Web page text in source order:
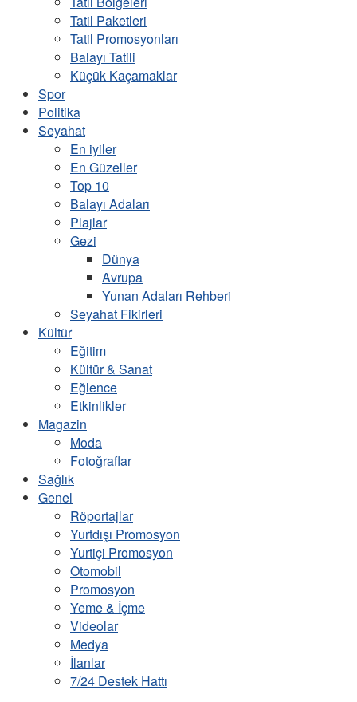
Tatil Paketleri
Tatil Promosyonları
Balayı Tatili
Küçük Kaçamaklar
Spor
Politika
Seyahat
En iyiler
En Güzeller
Top 10
Balayı Adaları
Plajlar
Gezi
Dünya
Avrupa
Yunan Adaları Rehberi
Seyahat Fikirleri
Kültür
Eğitim
Kültür & Sanat
Eğlence
Etkinlikler
Magazin
Moda
Fotoğraflar
Sağlık
Genel
Röportajlar
Yurtdışı Promosyon
Yurtiçi Promosyon
Otomobil
Promosyon
Yeme & İçme
Videolar
Medya
İlanlar
7/24 Destek Hattı